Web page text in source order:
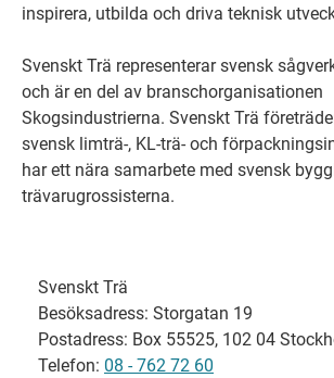
inspirera, utbilda och driva teknisk
Svenskt Trä representerar svensk
och är en del av branschorganisationen
Skogsindustrierna. Svenskt Trä
svensk limträ-, KL-trä- och
har ett nära samarbete med svensk
trävarugrossisterna.
Svenskt Trä
Besöksadress: Storgatan 19
Postadress: Box 55525, 102 04
Telefon: 08 - 762 72 60